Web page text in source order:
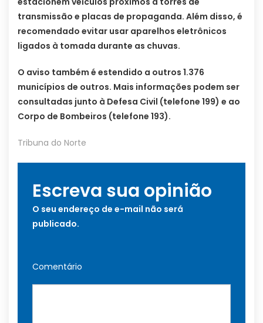
transmissão e placas de propaganda. Além disso, é
recomendado evitar usar aparelhos eletrônicos
ligados à tomada durante as chuvas.
O aviso também é estendido a outros 1.376
municípios de outros. Mais informações podem ser
consultadas junto à Defesa Civil (telefone 199) e ao
Corpo de Bombeiros (telefone 193).
Tribuna do Norte
Escreva sua opinião
O seu endereço de e-mail não será
publicado.
Comentário